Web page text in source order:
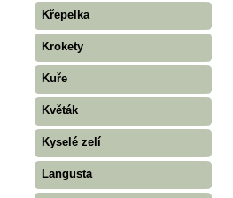
Křepelka
Krokety
Kuře
Květák
Kyselé zelí
Langusta